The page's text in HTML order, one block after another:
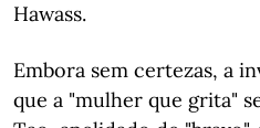
Hawass.
Embora sem certezas, a
que a "mulher que grita"